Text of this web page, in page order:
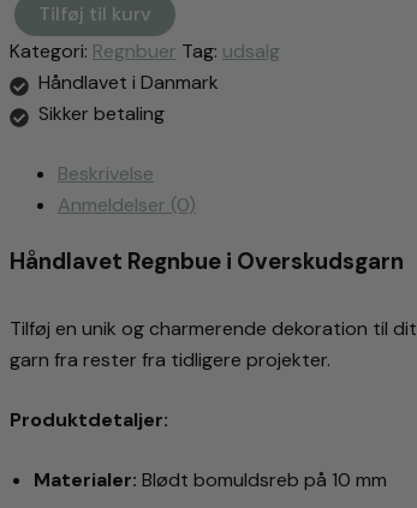
Albino
regnbue
-
#4
antal
Tilføj til kurv
Kategori: Regnbuer Tag: udsalg
Håndlavet i Danmark
Sikker betaling
Beskrivelse
Anmeldelser (0)
Håndlavet Regnbue i Overskudsgarn
Tilføj en unik og charmerende dekoration til
garn fra rester fra tidligere projekter.
Produktdetaljer:
Materialer: Blødt bomuldsreb på 10 mm